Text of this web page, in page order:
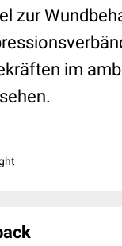
zur
im